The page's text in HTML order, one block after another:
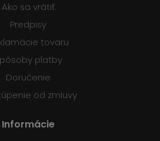
Ako sa vrátiť
Predpisy
tovaru
platby
Doručenie
od zmluvy
Informácie